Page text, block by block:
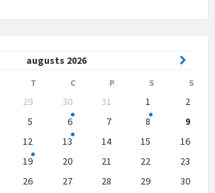
augusts 2026
Month
T C P S S
29 30 31 1
2
5 6 7 8
9
12 13 14 15
16
19 20 21 22
23
26 27 28 29
30